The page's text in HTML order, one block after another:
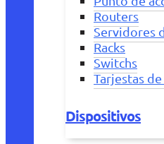
Routers
Servidores
Racks
Switchs
Tarjestas
Dispositivos